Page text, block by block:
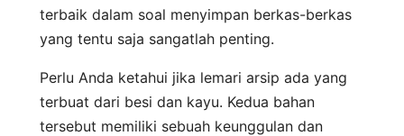
terbaik dalam soal menyimpan berkas-berkas
yang tentu saja sangatlah penting.
Perlu Anda ketahui jika lemari arsip ada yang
terbuat dari besi dan kayu. Kedua bahan
tersebut memiliki sebuah keunggulan dan